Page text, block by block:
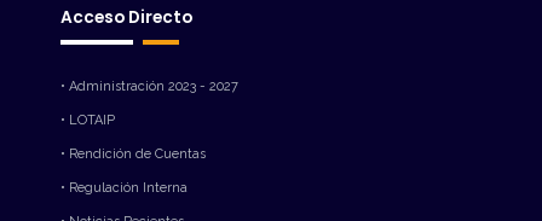
Acceso Directo
• Administración 2023 - 2027
• LOTAIP
• Rendición de Cuentas
• Regulación Interna